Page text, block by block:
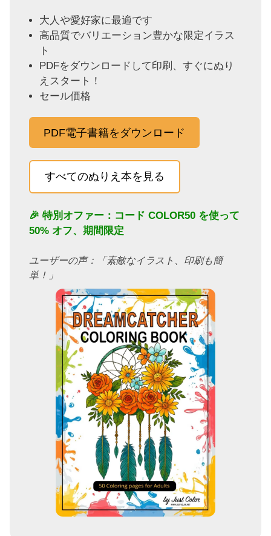
大人や愛好家に最適です
高品質でバリエーション豊かな限定イラス
ト
PDFをダウンロードして印刷、すぐにぬり
えスタート！
セール価格
PDF電子書籍をダウンロード
すべてのぬりえ本を見る
🎉 特別オファー：コード COLOR50 を使って
50% オフ、期間限定
ユーザーの声：「素敵なイラスト、印刷も簡
単！」